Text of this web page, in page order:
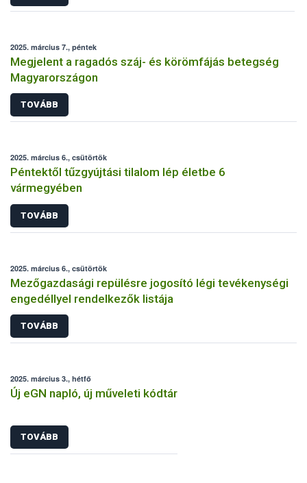
2025. március 7., péntek
Megjelent a ragadós száj- és körömfájás betegség
Magyarországon
TOVÁBB
2025. március 6., csütörtök
Péntektől tűzgyújtási tilalom lép életbe 6
vármegyében
TOVÁBB
2025. március 6., csütörtök
Mezőgazdasági repülésre jogosító légi tevékenységi
engedéllyel rendelkezők listája
TOVÁBB
2025. március 3., hétfő
Új eGN napló, új műveleti kódtár
TOVÁBB